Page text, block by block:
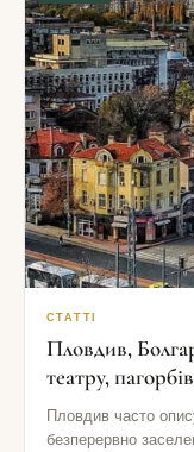
СТАТТІ
Пловдив,
театру,
Пловдив часто
безперервно